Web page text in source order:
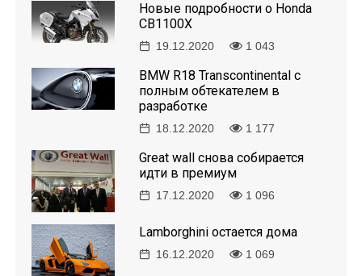
ц
Новые подробности о Honda
CB1100X
19.12.2020 1 043
BMW R18 Transcontinental с
полным обтекателем в
разработке
18.12.2020 1 177
Great wall снова собирается
идти в премиум
17.12.2020 1 096
Lamborghini остается дома
16.12.2020 1 069